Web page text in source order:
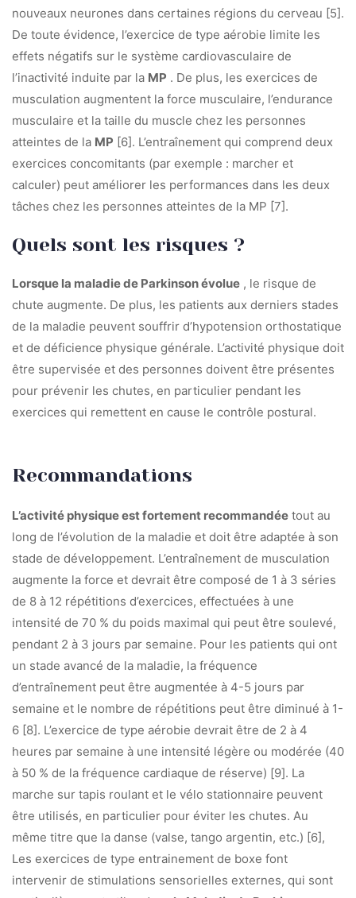
nouveaux neurones dans certaines régions du cerveau [5].
De toute évidence, l’exercice de type aérobie limite les
effets négatifs sur le système cardiovasculaire de
l’inactivité induite par la MP . De plus, les exercices de
musculation augmentent la force musculaire, l’endurance
musculaire et la taille du muscle chez les personnes
atteintes de la MP [6]. L’entraînement qui comprend deux
exercices concomitants (par exemple : marcher et
calculer) peut améliorer les performances dans les deux
tâches chez les personnes atteintes de la MP [7].
Quels sont les risques ?
Lorsque la maladie de Parkinson évolue , le risque de
chute augmente. De plus, les patients aux derniers stades
de la maladie peuvent souffrir d’hypotension orthostatique
et de déficience physique générale. L’activité physique doit
être supervisée et des personnes doivent être présentes
pour prévenir les chutes, en particulier pendant les
exercices qui remettent en cause le contrôle postural.
Recommandations
L’activité physique est fortement recommandée tout au
long de l’évolution de la maladie et doit être adaptée à son
stade de développement. L’entraînement de musculation
augmente la force et devrait être composé de 1 à 3 séries
de 8 à 12 répétitions d’exercices, effectuées à une
intensité de 70 % du poids maximal qui peut être soulevé,
pendant 2 à 3 jours par semaine. Pour les patients qui ont
un stade avancé de la maladie, la fréquence
d’entraînement peut être augmentée à 4-5 jours par
semaine et le nombre de répétitions peut être diminué à 1-
6 [8]. L’exercice de type aérobie devrait être de 2 à 4
heures par semaine à une intensité légère ou modérée (40
à 50 % de la fréquence cardiaque de réserve) [9]. La
marche sur tapis roulant et le vélo stationnaire peuvent
être utilisés, en particulier pour éviter les chutes. Au
même titre que la danse (valse, tango argentin, etc.) [6],
Les exercices de type entrainement de boxe font
intervenir de stimulations sensorielles externes, qui sont